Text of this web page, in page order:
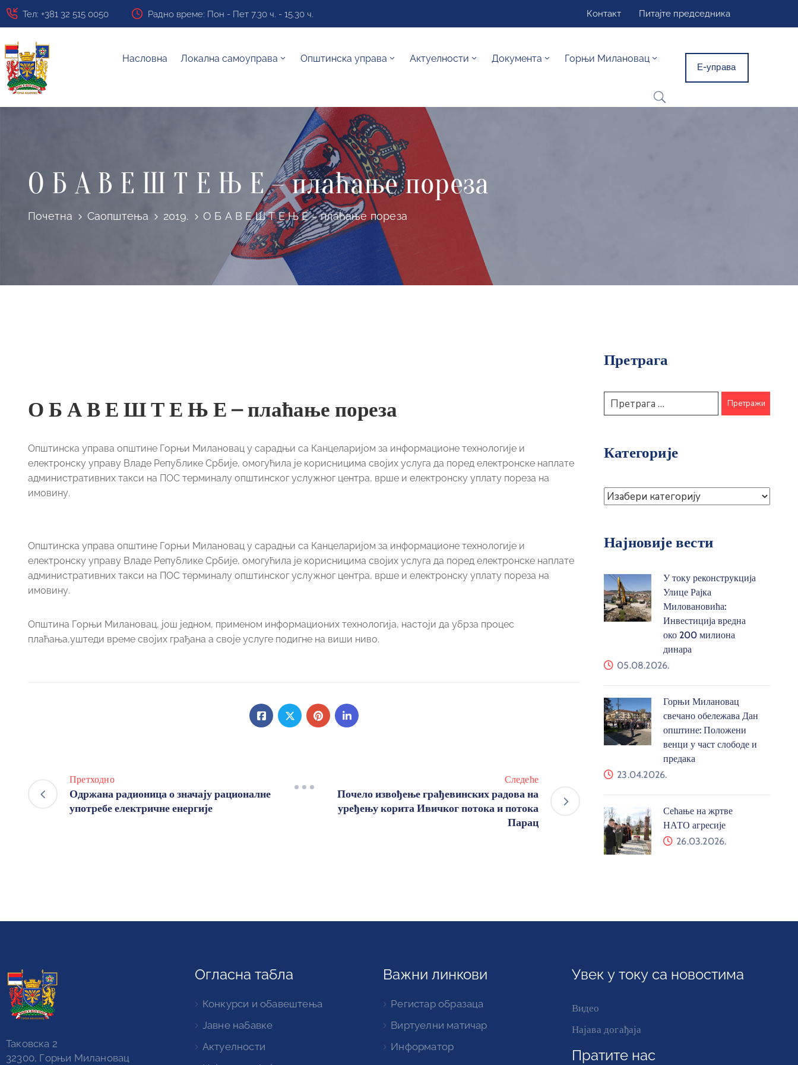
Тел: +381 32 515 0050 Радно време: Пон - Пет 7.30 ч. - 15.30 ч. Контакт Питајте председника
Насловна Локална самоуправа Општинска управа Актуелности Документа Горњи Милановац
Е-управа
О Б А В Е Ш Т Е Њ Е – плаћање пореза
Почетна Саопштења 2019. О Б А В Е Ш Т Е Њ Е – плаћање пореза
О Б А В Е Ш Т Е Њ Е – плаћање пореза
Општинска управа општине Горњи Милановац у сарадњи са Канцеларијом за информационе технологије и
електронску управу Владе Републике Србије, омогућила је корисницима својих услуга да поред електронске наплате
административних такси на ПОС терминалу општинског услужног центра, врше и електронску уплату пореза на
имовину.
Општинска управа општине Горњи Милановац у сарадњи са Канцеларијом за информационе технологије и
електронску управу Владе Републике Србије, омогућила је корисницима својих услуга да поред електронске наплате
административних такси на ПОС терминалу општинског услужног центра, врше и електронску уплату пореза на
имовину.
Општина Горњи Милановац, још једном, применом информационих технологија, настоји да убрза процес
плаћања,уштеди време својих грађана а своје услуге подигне на виши ниво.
Претходно
Одржана радионица о значају рационалне
употребе електричне енергије
Следеће
Почело извођење грађевинских радова на
уређењу корита Ивичког потока и потока
Парац
Претрага
Категорије
Најновије вести
У току реконструкција
Улице Рајка
Миловановића:
Инвестиција вредна
око 200 милиона
динара
05.08.2026.
Горњи Милановац
свечано обележава Дан
општине: Положени
венци у част слободе и
предака
23.04.2026.
Сећање на жртве
НАТО агресије
26.03.2026.
Таковска 2
32300, Горњи Милановац
Огласна табла
Конкурси и обавештења
Јавне набавке
Актуелности
Важни линкови
Регистар образаца
Виртуелни матичар
Информатор
Увек у току са новостима
Видео
Најава догађаја
Пратите нас